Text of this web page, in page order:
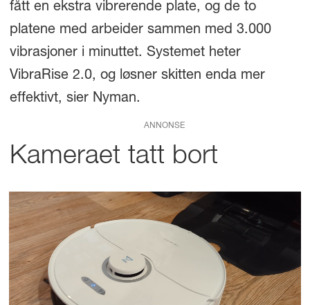
fått en ekstra vibrerende plate, og de to
platene med arbeider sammen med 3.000
vibrasjoner i minuttet. Systemet heter
VibraRise 2.0, og løsner skitten enda mer
effektivt, sier Nyman.
ANNONSE
Kameraet tatt bort